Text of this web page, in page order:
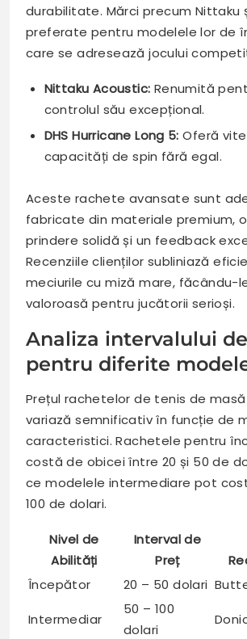
durabilitate. Mărci precum Nittaku
preferate pentru modelele lor de
care se adresează jocului
Nittaku Acoustic: Renumită
controlul său excepțional.
DHS Hurricane Long 5: Oferă
capacități de spin fără egal.
Aceste rachete avansate sunt
fabricate din materiale premium,
prindere solidă și un feedback
Recenziile clienților subliniază
meciurile cu miză mare, făcându-
valoroasă pentru jucătorii serioși.
Analiza intervalului
pentru diferite
Prețul rachetelor de tenis de
variază semnificativ în funcție de
caracteristici. Rachetele pentru
costă de obicei între 20 și 50 de
ce modelele intermediare pot
100 de dolari.
Nivel de
Abilități
Interval de
Preț
Începător
20 – 50 dolari
Intermediar
50 – 100
dolari